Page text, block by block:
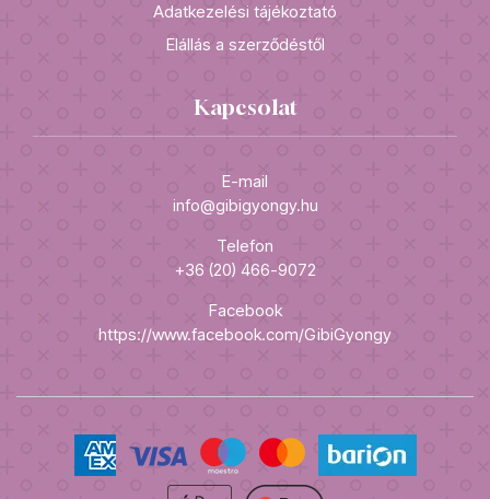
Adatkezelési tájékoztató
Elállás a szerződéstől
Kapcsolat
E-mail
info@gibigyongy.hu
Telefon
+36 (20) 466-9072
Facebook
https://www.facebook.com/GibiGyongy